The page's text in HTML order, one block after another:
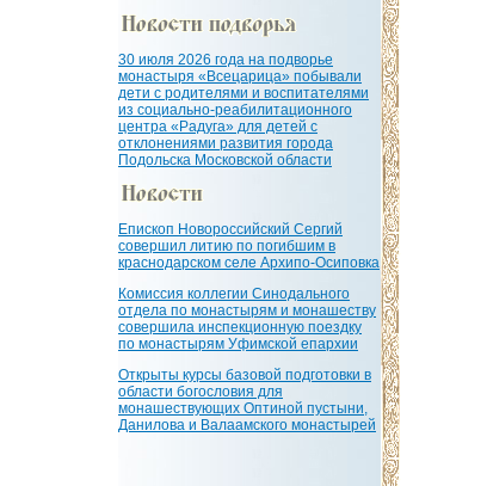
30 июля 2026 года на подворье
монастыря «Всецарица» побывали
дети с родителями и воспитателями
из социально-реабилитационного
центра «Радуга» для детей с
отклонениями развития города
Подольска Московской области
Епископ Новороссийский Сергий
совершил литию по погибшим в
краснодарском селе Архипо-Осиповка
Комиссия коллегии Синодального
отдела по монастырям и монашеству
совершила инспекционную поездку
по монастырям Уфимской епархии
Открыты курсы базовой подготовки в
области богословия для
монашествующих Оптиной пустыни,
Данилова и Валаамского монастырей